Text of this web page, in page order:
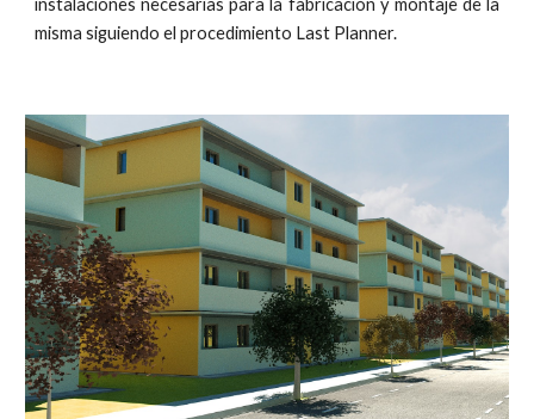
misma siguiendo el procedimiento Last Planner.